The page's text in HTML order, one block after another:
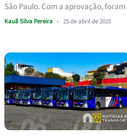
São Paulo. Com a aprovação,
Kauã Silva Pereira • 25 de abril de 2025